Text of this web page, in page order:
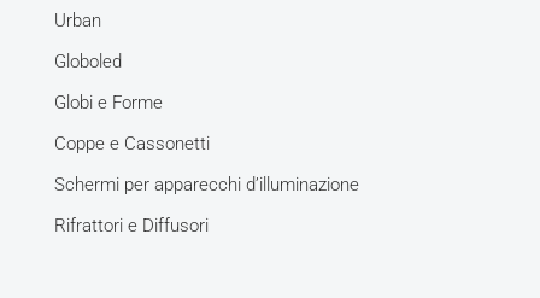
Urban
Globoled
Globi e Forme
Coppe e Cassonetti
Schermi per apparecchi d’illuminazione
Rifrattori e Diffusori